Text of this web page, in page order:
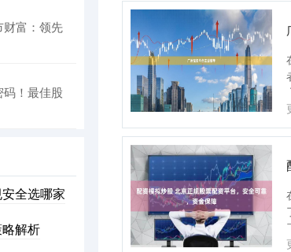
富：领先
！最佳股
全选哪家
解析